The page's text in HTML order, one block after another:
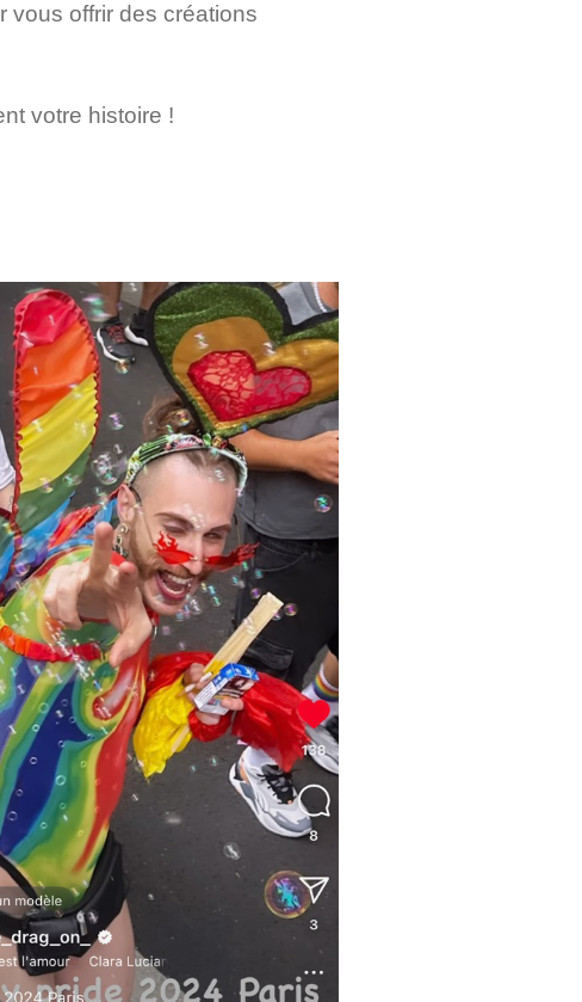
vous offrir des créations
votre histoire !